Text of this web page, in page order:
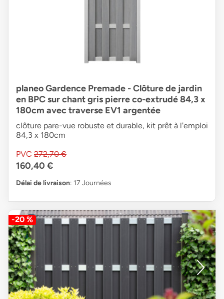
planeo Gardence Premade - Clôture de jardin
en BPC sur chant gris pierre co-extrudé 84,3 x
180cm avec traverse EV1 argentée
clôture pare-vue robuste et durable, kit prêt à l'emploi
84,3 x 180cm
PVC 272,70 €
160,40 €
Délai de livraison: 17 Journées
-20 %